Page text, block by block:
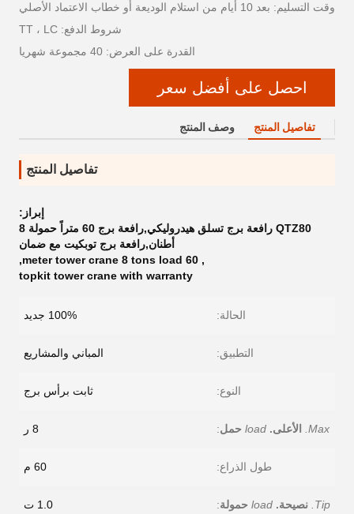
وقت التسليم: بعد 10 أيام من استلام الوديعة أو خطاب الاعتماد الأصلي
شروط الدفع: TT ، LC
القدرة على العرض: 40 مجموعة شهريا
احصل على أفضل سعر
تفاصيل المنتج وصف المنتج
تفاصيل المنتج
إبراز:
QTZ80 رافعة برج تسلق هيدروليكي,رافعة برج 60 متراً حمولة 8
أطنان,رافعة برج توبكيت مع ضمان
,
60 meter tower crane 8 tons load
,
topkit tower crane with warranty
الحالة: 100% جديد
التطبيق: المباني والمشاريع
النوع: ثابت برأس برج
Max. الأعلى. load حمل: 8 ر
طول الذراع: 60 م
Tip. نصيحة. load حمولة: 1.0 ت